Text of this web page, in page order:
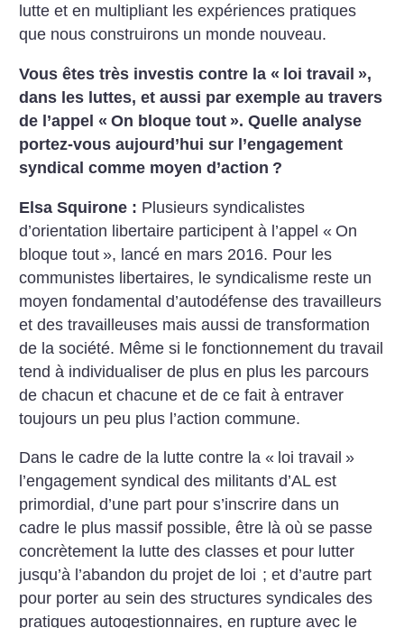
lutte et en multipliant les expériences pratiques
que nous construirons un monde nouveau.
Vous êtes très investis contre la « loi travail »,
dans les luttes, et aussi par exemple au travers
de l’appel « On bloque tout ». Quelle analyse
portez-vous aujourd’hui sur l’engagement
syndical comme moyen d’action ?
Elsa Squirone : Plusieurs syndicalistes
d’orientation libertaire participent à l’appel « On
bloque tout », lancé en mars 2016. Pour les
communistes libertaires, le syndicalisme reste un
moyen fondamental d’autodéfense des travailleurs
et des travailleuses mais aussi de transformation
de la société. Même si le fonctionnement du travail
tend à individualiser de plus en plus les parcours
de chacun et chacune et de ce fait à entraver
toujours un peu plus l’action commune.
Dans le cadre de la lutte contre la « loi travail »
l’engagement syndical des militants d’AL est
primordial, d’une part pour s’inscrire dans un
cadre le plus massif possible, être là où se passe
concrètement la lutte des classes et pour lutter
jusqu’à l’abandon du projet de loi ; et d’autre part
pour porter au sein des structures syndicales des
pratiques autogestionnaires, en rupture avec le